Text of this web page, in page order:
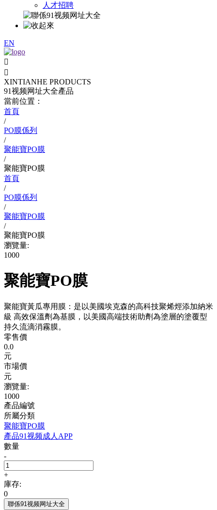
人才招聘
EN


XINTIANHE PRODUCTS
91视频网址大全產品
當前位置：
首頁
/
PO膜係列
/
聚能寶PO膜
/
聚能寶PO膜
首頁
/
PO膜係列
/
聚能寶PO膜
/
聚能寶PO膜
瀏覽量:
1000
聚能寶PO膜
聚能寶黃瓜專用膜：是以美國埃克森的高科技聚烯烴添加納米
級 高效保溫劑為基膜，以美國高端技術助劑為塗層的塗覆型
持久流滴消霧膜。
零售價
0.0
元
市場價
元
瀏覽量:
1000
產品編號
所屬分類
聚能寶PO膜
產品91视频成人APP
數量
-
+
庫存:
0
聯係91视频网址大全